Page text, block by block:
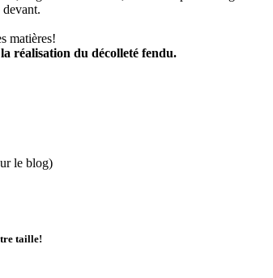
matières!
réalisation du décolleté fendu.
le blog)
taille!